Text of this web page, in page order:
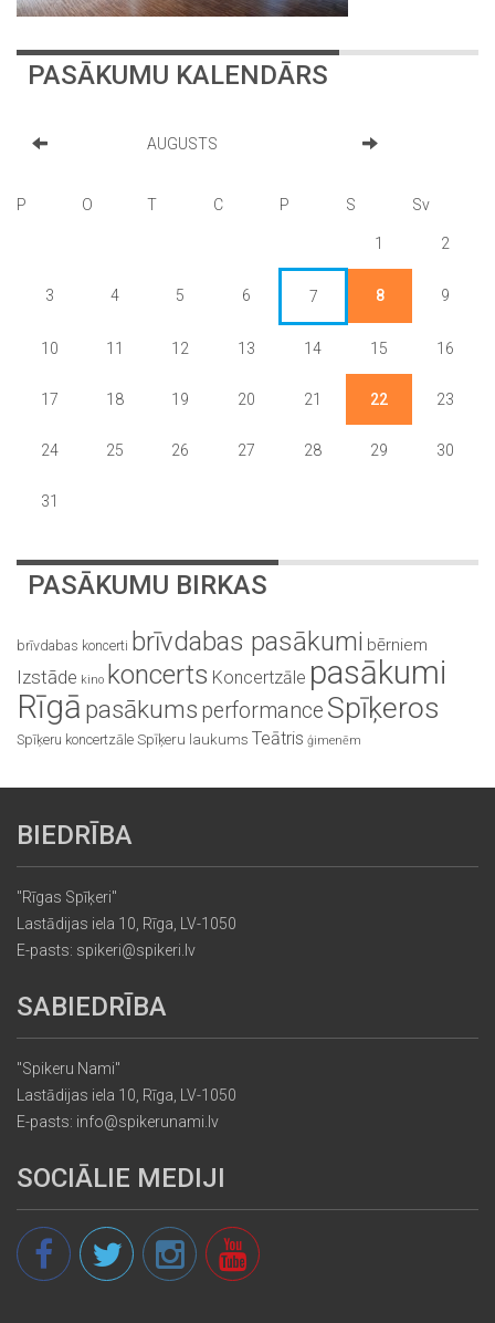
PASĀKUMU KALENDĀRS
AUGUSTS
P O T C P S Sv
1 2
3 4 5 6 7 8 9
10 11 12 13 14 15 16
17 18 19 20 21 22 23
24 25 26 27 28 29 30
31
PASĀKUMU BIRKAS
brīvdabas koncerti brīvdabas pasākumi bērniem
Izstāde kino koncerts Koncertzāle pasākumi
Rīgā pasākums performance Spīķeros
Spīķeru koncertzāle Spīķeru laukums Teātris ģimenēm
BIEDRĪBA
"Rīgas Spīķeri"
Lastādijas iela 10, Rīga, LV-1050
E-pasts: spikeri@spikeri.lv
SABIEDRĪBA
"Spikeru Nami"
Lastādijas iela 10, Rīga, LV-1050
E-pasts: info@spikerunami.lv
SOCIĀLIE MEDIJI